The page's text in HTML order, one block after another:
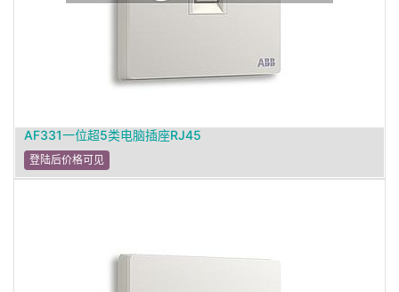
AF331一位超5类电脑插座RJ45
登陆后价格可见